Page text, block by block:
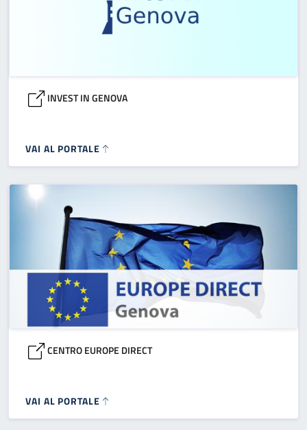
INVEST IN GENOVA
VAI AL PORTALE
CENTRO EUROPE DIRECT
VAI AL PORTALE